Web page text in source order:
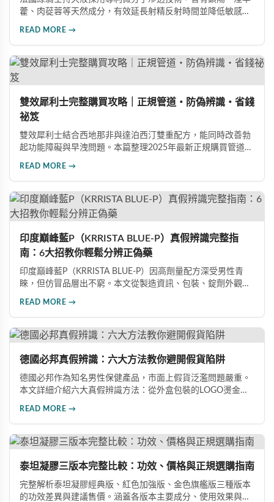
藿、肉蓯蓉等天然成分，有效延長射精反射時間並降低敏感
READ MORE →
雙效犀利士完整購買攻略｜正規管道・防偽辨識・省錢
祕笈
雙效犀利士結合西地那非與達泊西汀雙重配方，能同時改善勃
起功能障礙與早洩問題。本篇整理2025年最新正規購買管道、
READ MORE →
印度巔峰藍P（KRRISTA BLUE-P）真假辨識完整指
南：6大招教你輕鬆分辨正偽藥
印度巔峰藍P（KRRISTA BLUE-P）因高劑量配方深受男性青
睞，但仿冒品層出不窮。本文從製造資訊、包裝、錠劑外觀、
READ MORE →
德國必邦真假辨識：六大方法教你避開假貨陷阱
德國必邦作為知名男性保健產品，市面上假貨泛濫問題嚴重。
本文詳細介紹六大真假辨識方法：從外盒包裝的LOGO燙金工
產品。
READ MORE →
泰坦凝膠三版本完整比較：功效、價格與正規選購指南
完整解析泰坦凝膠經典版、紅色加強版、金色旗艦版三種版本
的功效差異與建議售價。涵蓋各版本主要成分、使用效果與適